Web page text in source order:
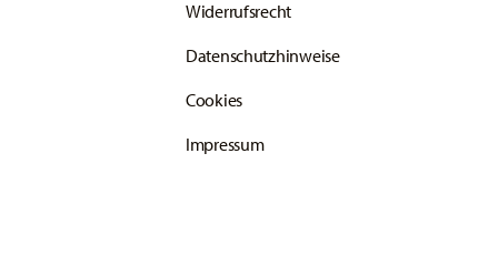
Widerrufsrecht
Datenschutzhinweise
Cookies
Impressum